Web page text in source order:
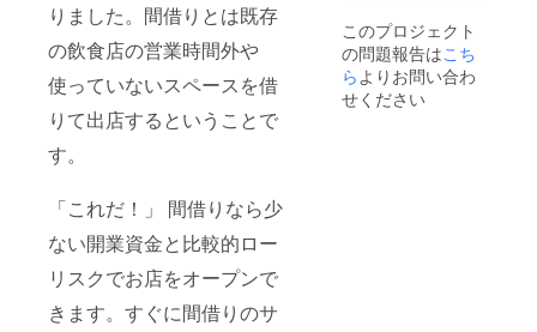
りました。間借りとは既存
の飲食店の営業時間外や
使っていないスペースを借
りて出店するということで
す。
「これだ！」 間借りなら少
ない開業資金と比較的ロー
リスクでお店をオープンで
きます。すぐに間借りのサ
このプロジェクト
の問題報告はこち
らよりお問い合わ
せください